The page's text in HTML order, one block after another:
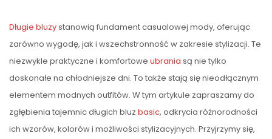
Długie bluzystanowią fundament casualowej mody, oferując
zarówno wygodę, jak i wszechstronność w zakresie stylizacji. Te
niezwykle praktyczne i komfortowe ubrania są nie tylko
doskonałe na chłodniejsze dni. To także stają się nieodłącznym
elementem modnych outfitów. W tym artykule zapraszamy do
zgłębienia tajemnic długich bluz basic, odkrycia różnorodności
ich wzorów, kolorów i możliwości stylizacyjnych. Przyjrzymy się,